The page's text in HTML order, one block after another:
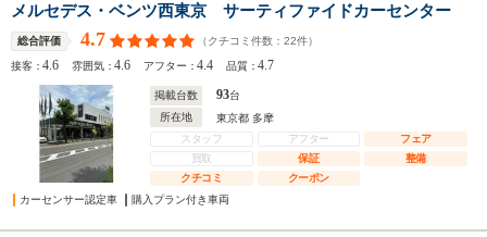
メルセデス・ベンツ西東京 サーティファイドカーセンター
総合評価 4.7 （クチコミ件数： 22件）
接客：4.6 雰囲気：4.6 アフター：4.4 品質：4.7
掲載台数 93台
所在地
東京都 多摩
スタッフ
アフター
フェア
買取
保証
整備
クチコミ
クーポン
カーセンサー認定車
購入プラン付き車両